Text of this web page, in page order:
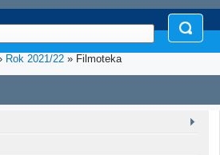
Rok 2021/22 » Filmoteka